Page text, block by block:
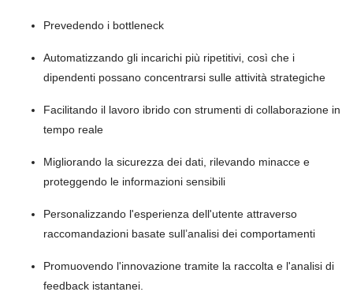
Prevedendo i bottleneck
Automatizzando gli incarichi più ripetitivi, così che i
dipendenti possano concentrarsi sulle attività strategiche
Facilitando il lavoro ibrido con strumenti di collaborazione in
tempo reale
Migliorando la sicurezza dei dati, rilevando minacce e
proteggendo le informazioni sensibili
Personalizzando l'esperienza dell'utente attraverso
raccomandazioni basate sull’analisi dei comportamenti
Promuovendo l'innovazione tramite la raccolta e l'analisi di
feedback istantanei.